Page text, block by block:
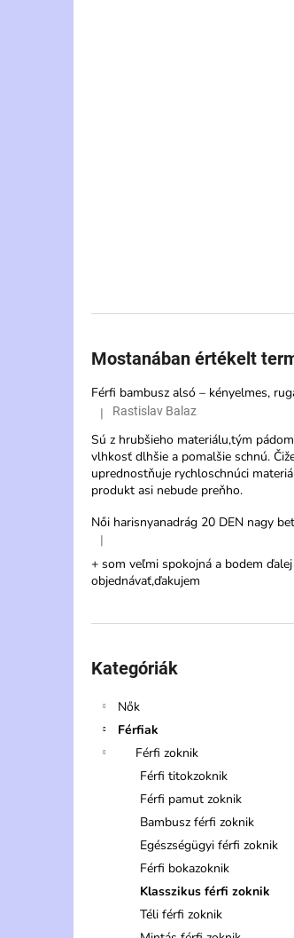
Mostanában értékelt
A termék értékelése 5-ből 3 csillag.
| Rastislav Balaz
Sú z hrubšieho materiálu,tým
vlhkosť dlhšie a pomalšie schnú.
uprednostňuje rychloschnúci
produkt asi nebude preňho.
A termék értékelése 5-ből 5 csillag.
|
+ som veľmi spokojná a bodem
objednávať,ďakujem
átugrása
Kategóriák
Nők
Férfiak
Férfi zoknik
Férfi titokzoknik
Férfi pamut zoknik
Bambusz férfi zoknik
Egészségügyi férfi zoknik
Férfi bokazoknik
Klasszikus férfi zoknik
Téli férfi zoknik